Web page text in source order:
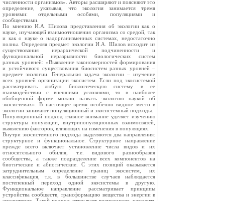
численности организмов». Авторы расширяют и поясняют это
определение, указывая, что экология занимается тремя
уровнями: отдельными особями, популяциями и
сообществами.
По мнению И.А. Шилова представления об экологии как о
науке, изучающей взаимоотношения организма со средой, так
и как о науке о надорганизменных системах, недостаточно
полны. Определяя предмет экологии И.А. Шилов исходит из
существования иерархической подчиненности и
функциональной неразрывности биологических систем
разных уровней: «Выявление закономерностей формирования
и устойчивого существования биосистем разных уровней –
предмет экологии. Генеральная задача экологии – изучение
всех уровней организации экосистем. Если под экосистемой
рассматривать любую биологическую систему в ее
взаимодействии с внешними условиями, то в наиболее
обобщенной форме можно назвать экологию наукой об
экосистемах». В настоящее время особенно видное место в
экологии занимают популяционный и экосистемный подходы.
Популяционный подход главное внимание уделяет изучению
структуры популяции, внутрипопуляционных взаимосвязей,
выявлению факторов, влияющих на изменения в популяциях.
Внутри экосистемного подхода выделяются два направления:
структурное и функциональное. Структурное направление
прежде всего включает установление числа видов и их
относительного обилия, т.е. видового разнообразия
сообщества, а также подразделение всех компонентов на
биотические и абиотические. С этих позиций оказывается
затруднительным определение границ экосистем, их
классификация, т.к. в большинстве случаев наблюдается
постепенный переход одной экосистемы в другую.
Функциональное направление рассматривает принципы
устройства сообществ, трансформацию вещества и энергии в